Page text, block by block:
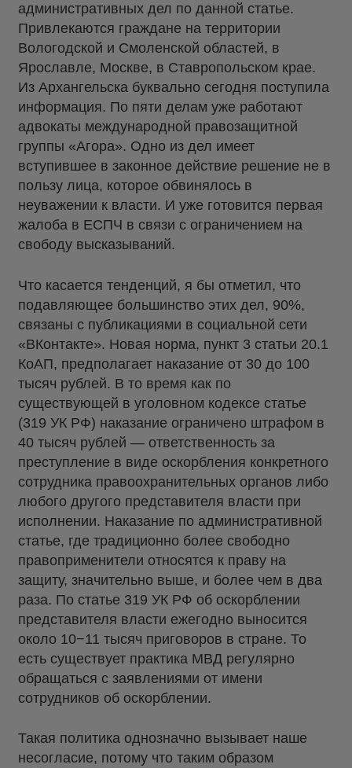
административных дел по данной статье.
Привлекаются граждане на территории
Вологодской и Смоленской областей, в
Ярославле, Москве, в Ставропольском крае.
Из Архангельска буквально сегодня поступила
информация. По пяти делам уже работают
адвокаты международной правозащитной
группы «Агора». Одно из дел имеет
вступившее в законное действие решение не в
пользу лица, которое обвинялось в
неуважении к власти. И уже готовится первая
жалоба в ЕСПЧ в связи с ограничением на
свободу высказываний.
Что касается тенденций, я бы отметил, что
подавляющее большинство этих дел, 90%,
связаны с публикациями в социальной сети
«ВКонтакте». Новая норма, пункт 3 статьи 20.1
КоАП, предполагает наказание от 30 до 100
тысяч рублей. В то время как по
существующей в уголовном кодексе статье
(319 УК РФ) наказание ограничено штрафом в
40 тысяч рублей — ответственность за
преступление в виде оскорбления конкретного
сотрудника правоохранительных органов либо
любого другого представителя власти при
исполнении. Наказание по административной
статье, где традиционно более свободно
правоприменители относятся к праву на
защиту, значительно выше, и более чем в два
раза. По статье 319 УК РФ об оскорблении
представителя власти ежегодно выносится
около 10−11 тысяч приговоров в стране. То
есть существует практика МВД регулярно
обращаться с заявлениями от имени
сотрудников об оскорблении.
Такая политика однозначно вызывает наше
несогласие, потому что таким образом